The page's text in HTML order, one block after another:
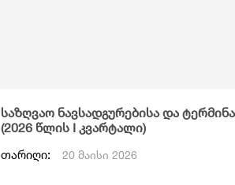
საზღვაო ნავსადგურებისა და
(2026 წლის I კვარტალი)
თარიღი: 20 მაისი 2026